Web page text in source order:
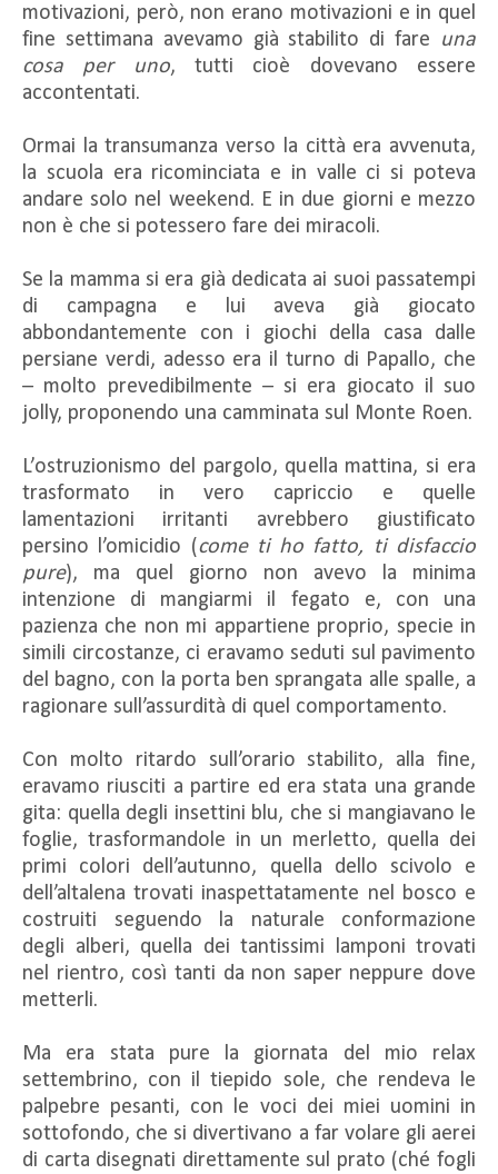
motivazioni, però, non erano motivazioni e in quel
fine settimana avevamo già stabilito di fare una
cosa per uno, tutti cioè dovevano essere
accontentati.
Ormai la transumanza verso la città era avvenuta,
la scuola era ricominciata e in valle ci si poteva
andare solo nel weekend. E in due giorni e mezzo
non è che si potessero fare dei miracoli.
Se la mamma si era già dedicata ai suoi passatempi
di campagna e lui aveva già giocato
abbondantemente con i giochi della casa dalle
persiane verdi, adesso era il turno di Papallo, che
– molto prevedibilmente – si era giocato il suo
jolly, proponendo una camminata sul Monte Roen.
L’ostruzionismo del pargolo, quella mattina, si era
trasformato in vero capriccio e quelle
lamentazioni irritanti avrebbero giustificato
persino l’omicidio (come ti ho fatto, ti disfaccio
pure), ma quel giorno non avevo la minima
intenzione di mangiarmi il fegato e, con una
pazienza che non mi appartiene proprio, specie in
simili circostanze, ci eravamo seduti sul pavimento
del bagno, con la porta ben sprangata alle spalle, a
ragionare sull’assurdità di quel comportamento.
Con molto ritardo sull’orario stabilito, alla fine,
eravamo riusciti a partire ed era stata una grande
gita: quella degli insettini blu, che si mangiavano le
foglie, trasformandole in un merletto, quella dei
primi colori dell’autunno, quella dello scivolo e
dell’altalena trovati inaspettatamente nel bosco e
costruiti seguendo la naturale conformazione
degli alberi, quella dei tantissimi lamponi trovati
nel rientro, così tanti da non saper neppure dove
metterli.
Ma era stata pure la giornata del mio relax
settembrino, con il tiepido sole, che rendeva le
palpebre pesanti, con le voci dei miei uomini in
sottofondo, che si divertivano a far volare gli aerei
di carta disegnati direttamente sul prato (ché fogli